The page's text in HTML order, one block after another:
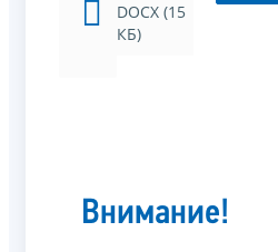
DOCX (15
КБ)
Внимание!